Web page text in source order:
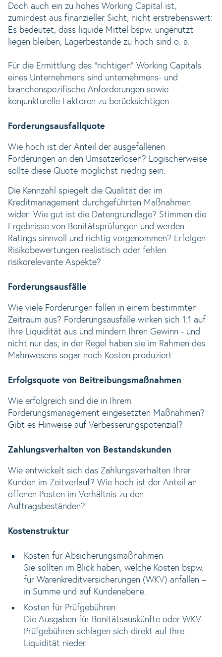
Doch auch ein zu hohes Working Capital ist,
zumindest aus finanzieller Sicht, nicht erstrebenswert:
Es bedeutet, dass liquide Mittel bspw. ungenutzt
liegen bleiben, Lagerbestände zu hoch sind o. ä.
Für die Ermittlung des "richtigen" Working Capitals
eines Unternehmens sind unternehmens- und
branchenspezifische Anforderungen sowie
konjunkturelle Faktoren zu berücksichtigen.
Forderungsausfallquote
Wie hoch ist der Anteil der ausgefallenen
Forderungen an den Umsatzerlösen? Logischerweise
sollte diese Quote möglichst niedrig sein.
Die Kennzahl spiegelt die Qualität der im
Kreditmanagement durchgeführten Maßnahmen
wider: Wie gut ist die Datengrundlage? Stimmen die
Ergebnisse von Bonitätsprüfungen und werden
Ratings sinnvoll und richtig vorgenommen? Erfolgen
Risikobewertungen realistisch oder fehlen
risikorelevante Aspekte?
Forderungsausfälle
Wie viele Forderungen fallen in einem bestimmten
Zeitraum aus? Forderungsausfälle wirken sich 1:1 auf
Ihre Liquidität aus und mindern Ihren Gewinn - und
nicht nur das, in der Regel haben sie im Rahmen des
Mahnwesens sogar noch Kosten produziert.
Erfolgsquote von Beitreibungsmaßnahmen
Wie erfolgreich sind die in Ihrem
Forderungsmanagement eingesetzten Maßnahmen?
Gibt es Hinweise auf Verbesserungspotenzial?
Zahlungsverhalten von Bestandskunden
Wie entwickelt sich das Zahlungsverhalten Ihrer
Kunden im Zeitverlauf? Wie hoch ist der Anteil an
offenen Posten im Verhältnis zu den
Auftragsbeständen?
Kostenstruktur
Kosten für Absicherungsmaßnahmen
Sie sollten im Blick haben, welche Kosten bspw.
für Warenkreditversicherungen (WKV) anfallen –
in Summe und auf Kundenebene.
Kosten für Prüfgebühren
Die Ausgaben für Bonitätsauskünfte oder WKV-
Prüfgebühren schlagen sich direkt auf Ihre
Liquidität nieder.